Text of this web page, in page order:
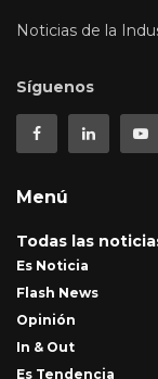
Noticias de la
Síguenos
Menú
Todas las
Es Noticia
Flash News
Opinión
In & Out
Es Tendencia